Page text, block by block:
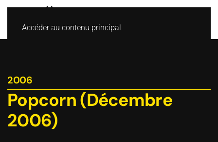
Accéder au contenu principal
2006
Popcorn (Décembre
2006)